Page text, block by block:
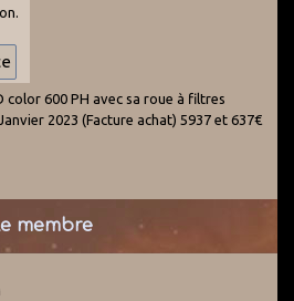
color 600 PH avec sa roue à filtres
2023 (Facture achat) 5937 et 637€
membre